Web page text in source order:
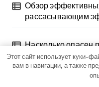
Обзор
рассасывающим
Насколько опасен
Как лечить вирус
Этот сайт использует куки-
вам в навигации, а также